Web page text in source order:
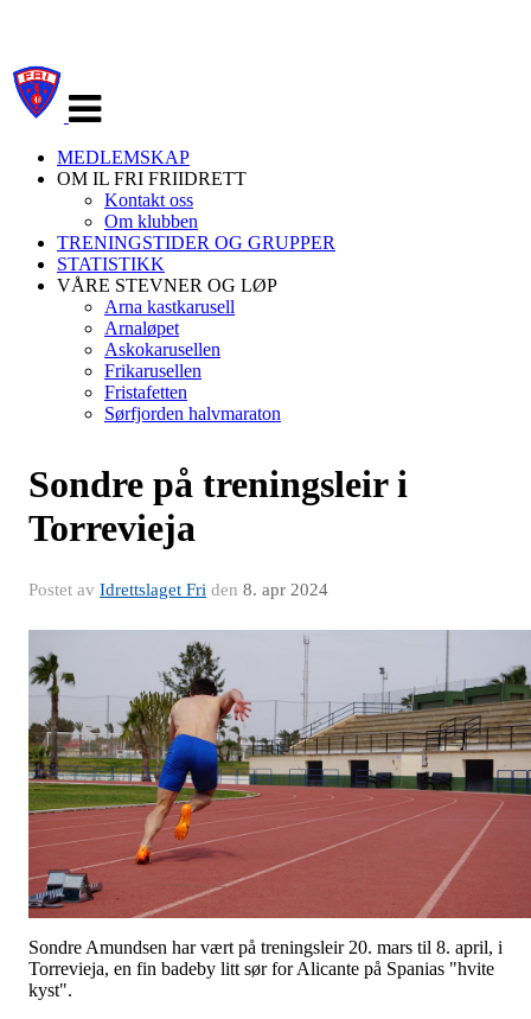
navigasjon
MEDLEMSKAP
OM IL FRI FRIIDRETT
Kontakt oss
Om klubben
TRENINGSTIDER OG GRUPPER
STATISTIKK
VÅRE STEVNER OG LØP
Arna kastkarusell
Arnaløpet
Askokarusellen
Frikarusellen
Fristafetten
Sørfjorden halvmaraton
Sondre på treningsleir i
Torrevieja
Postet av Idrettslaget Fri den 8. apr 2024
Sondre Amundsen har vært på treningsleir 20. mars til 8. april, i
Torrevieja, en fin badeby litt sør for Alicante på Spanias "hvite
kyst".